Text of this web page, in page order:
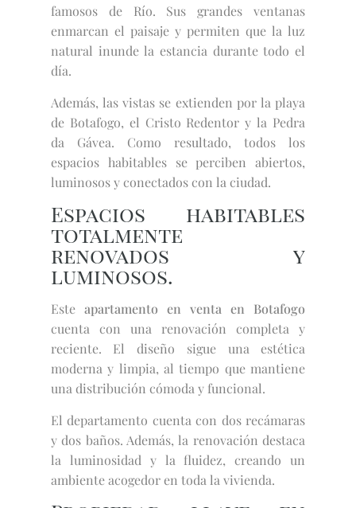
famosos de Río. Sus grandes ventanas
enmarcan el paisaje y permiten que la luz
natural inunde la estancia durante todo el
día.
Además, las vistas se extienden por la playa
de Botafogo, el Cristo Redentor y la Pedra
da Gávea. Como resultado, todos los
espacios habitables se perciben abiertos,
luminosos y conectados con la ciudad.
Espacios habitables
totalmente
renovados y
luminosos.
Este apartamento en venta en Botafogo
cuenta con una renovación completa y
reciente. El diseño sigue una estética
moderna y limpia, al tiempo que mantiene
una distribución cómoda y funcional.
El departamento cuenta con dos recámaras
y dos baños. Además, la renovación destaca
la luminosidad y la fluidez, creando un
ambiente acogedor en toda la vivienda.